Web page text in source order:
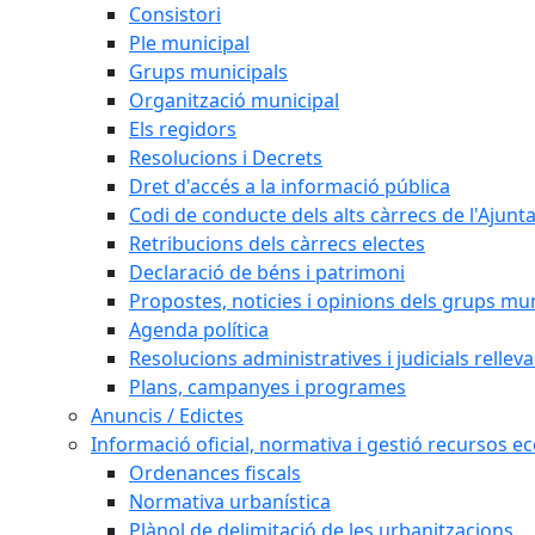
Consistori
Ple municipal
Grups municipals
Organització municipal
Els regidors
Resolucions i Decrets
Dret d'accés a la informació pública
Codi de conducte dels alts càrrecs de
Retribucions dels càrrecs electes
Declaració de béns i patrimoni
Propostes, noticies i opinions dels grups
Agenda política
Resolucions administratives i judicials
Plans, campanyes i programes
Anuncis / Edictes
Informació oficial, normativa i gestió recursos
Ordenances fiscals
Normativa urbanística